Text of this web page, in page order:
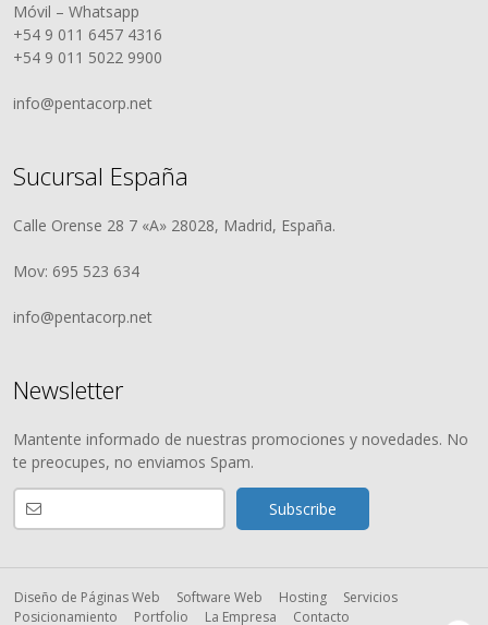
Móvil – Whatsapp
+54 9 011 6457 4316
+54 9 011 5022 9900
info@pentacorp.net
Sucursal España
Calle Orense 28 7 «A» 28028, Madrid, España.
Mov: 695 523 634
info@pentacorp.net
Newsletter
Mantente informado de nuestras promociones y novedades. No
te preocupes, no enviamos Spam.
Diseño de Páginas Web Software Web Hosting
Servicios
Posicionamiento
Portfolio La Empresa Contacto